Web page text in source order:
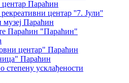
Параћин
центар ''7. Јули''
музеј Параћин
Параћин "Параћин"
центар" Параћин
Параћин
степену усклађености